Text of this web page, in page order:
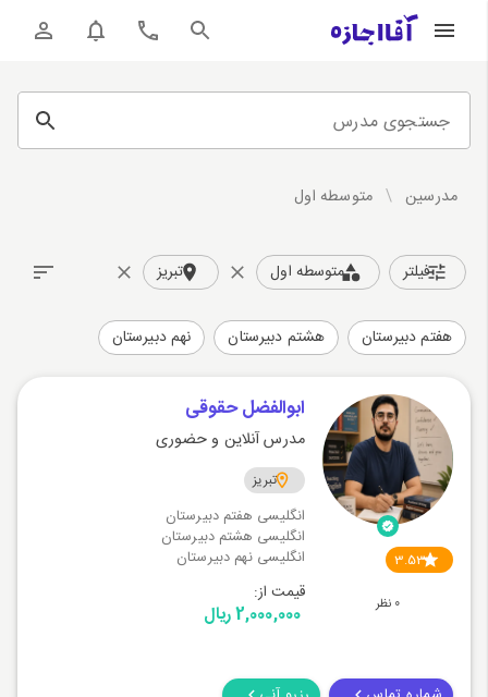
جستجوی مدرس
مدرسین / متوسطه اول
فیلتر متوسطه اول تبریز
هفتم دبیرستان هشتم دبیرستان نهم دبیرستان
3.53
0 نظر
ابوالفضل حقوقی
مدرس آنلاین و حضوری
تبریز
انگلیسی هفتم دبیرستان
انگلیسی هشتم دبیرستان
انگلیسی نهم دبیرستان
قیمت از:
2,000,000 ریال